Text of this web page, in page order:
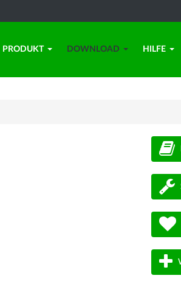
PRODUKT DOWNLOAD HILFE